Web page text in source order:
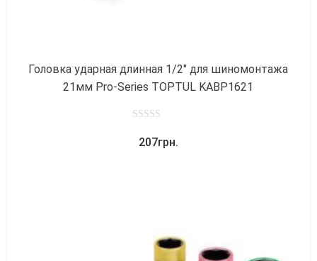
Головка ударная длинная 1/2″ для шиномонтажа
21мм Pro-Series TOPTUL KABP1621
out
207грн.